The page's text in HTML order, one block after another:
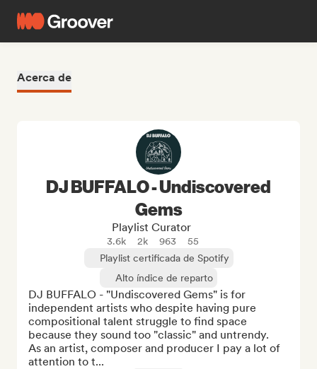
Acerca de
DJ BUFFALO - Undiscovered
Gems
Playlist Curator
3.6k 2k 963
55
Playlist certificada de Spotify
Alto índice de reparto
DJ BUFFALO - "Undiscovered Gems" is for
independent artists who despite having pure
compositional talent struggle to find space
because they sound too "classic" and untrendy.
As an artist, composer and producer I pay a lot of
attention to t...